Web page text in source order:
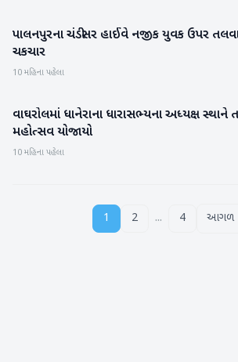
બનાસકાંઠા
પાલનપુરના ચંડીસર હાઈવે નજીક યુવક ઉપર
ચકચાર
10 મહિના પહેલા
બનાસકાંઠા
વાઘરોલમાં ધાનેરાના ધારાસભ્યના અધ્યક્ષ સ્થાને
મહોત્સવ યોજાયો
10 મહિના પહેલા
1 2 ... 4 આગળ